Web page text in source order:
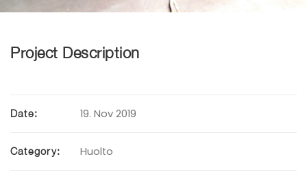
Project Description
Date: 19. Nov 2019
Category: Huolto